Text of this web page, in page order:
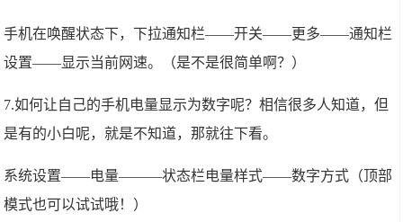
手机在唤醒状态下，下拉通知栏——开关——更多——通知栏
设置——显示当前网速。（是不是很简单啊？）
7.如何让自己的手机电量显示为数字呢？相信很多人知道，但
是有的小白呢，就是不知道，那就往下看。
系统设置——电量———状态栏电量样式——数字方式（顶部
模式也可以试试哦！）